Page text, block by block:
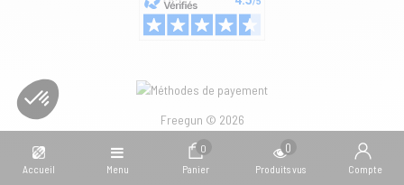
Freegun © 2026
Accueil Menu Panier
0
Produits vus
0
Compte